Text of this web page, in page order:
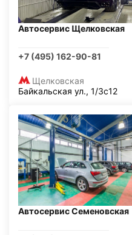
Автосервис Щелковская
+7 (495) 162-90-81
Щелковская
Байкальская ул., 1/3с12
Автосервис Семеновская